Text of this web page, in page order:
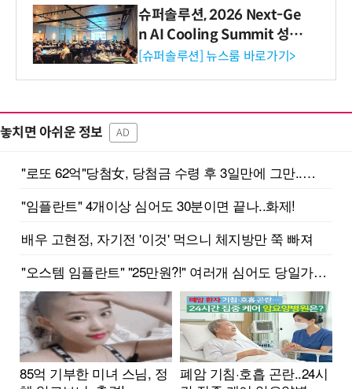
슈퍼솔루션, 2026 Next-Ge
n AI Cooling Summit 성황
리 성료
[슈퍼솔루션] 뉴스룸 바로가기>
놓치면 아쉬운 정보 AD